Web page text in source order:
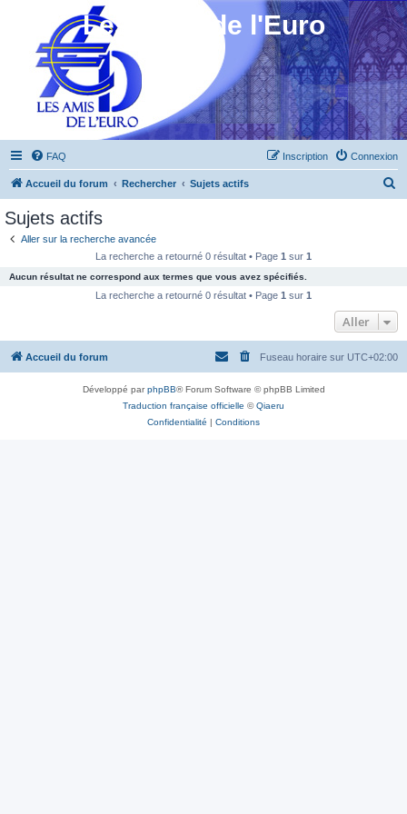
Les Amis de l'Euro
FAQ Connexion
Inscription
Accueil du forum Rechercher Sujets actifs
c
e
Sujets actifs
Aller sur la recherche avancée
La recherche a retourné 0 résultat • Page 1 sur 1
Aucun résultat ne correspond aux termes que vous avez spécifiés.
La recherche a retourné 0 résultat • Page 1 sur 1
Aller
Accueil du forum Fuseau horaire sur UTC+02:00
Développé parphpBB® Forum Software © phpBB Limited
Traduction française officielle ©Qiaeru
Confidentialité | Conditions